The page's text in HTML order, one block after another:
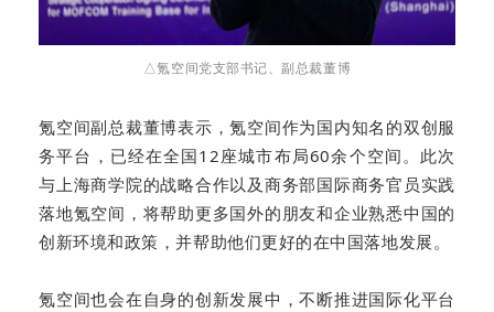
△氪空间党支部书记、副总裁董博
氪空间副总裁董博表示，氪空间作为国内知名的双创服
务平台，已经在全国12座城市布局60余个空间。此次
与上海商学院的战略合作以及商务部国际商务官员实践
落地氪空间，将帮助更多国外的朋友和企业熟悉中国的
创新环境和政策，并帮助他们更好的在中国落地发展。
氪空间也会在自身的创新发展中，不断推进国际化平台